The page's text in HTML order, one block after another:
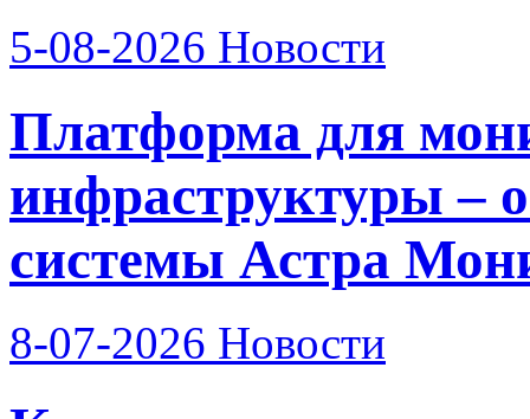
5-08-2026 Новости
Платформа для
инфраструктуры –
системы Астра
8-07-2026 Новости